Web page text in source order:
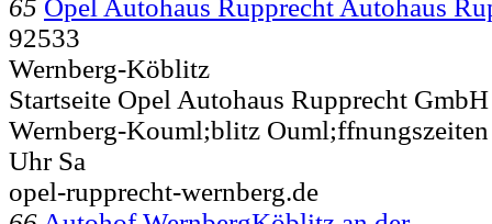
65 Opel Autohaus Rupprecht Autohaus
92533
Wernberg-Köblitz
Startseite Opel Autohaus Rupprecht
Wernberg-Kouml;blitz
Uhr Sa
opel-rupprecht-wernberg.de